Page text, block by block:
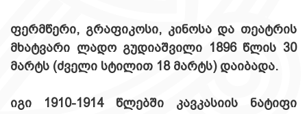
ფერმწერი, გრაფიკოსი, კინოსა და თეატრის
მხატვარი ლადო გუდიაშვილი 1896 წლის 30
მარტს (ძველი სტილით 18 მარტს) დაიბადა.
იგი 1910-1914 წლებში კავკასიის ნატიფი